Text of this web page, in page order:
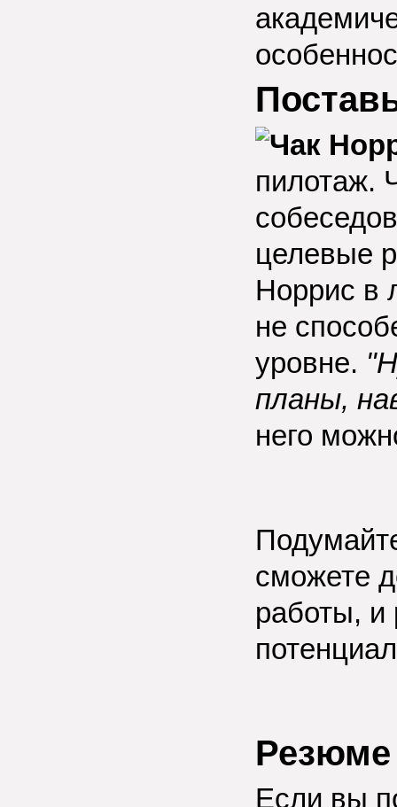
пилотаж.
целевые
Норрис в
не
уровне.
планы,
него
сможете
работы, и
Резюме
Если вы